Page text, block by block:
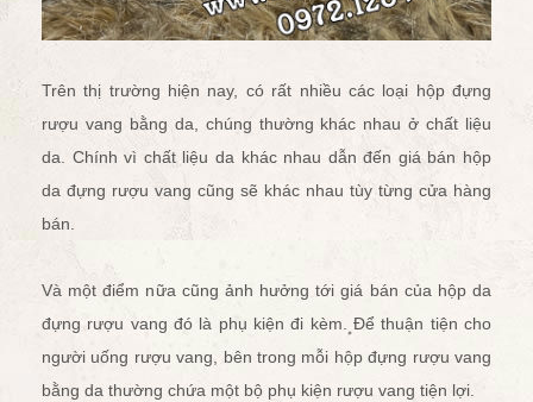
Trên thị trường hiện nay, có rất nhiều các loại hộp đựng
rượu vang bằng da, chúng thường khác nhau ở chất liệu
da. Chính vì chất liệu da khác nhau dẫn đến giá bán hộp
da đựng rượu vang cũng sẽ khác nhau tùy từng cửa hàng
bán.
Và một điểm nữa cũng ảnh hưởng tới giá bán của hộp da
đựng rượu vang đó là phụ kiện đi kèm. Để thuận tiện cho
người uống rượu vang, bên trong mỗi hộp đựng rượu vang
bằng da thường chứa một bộ phụ kiện rượu vang tiện lợi.